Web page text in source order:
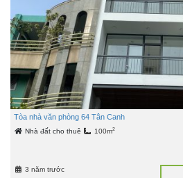
Tòa nhà văn phòng 64 Tân Canh
Nhà đất cho thuê 100m2
3 năm trước